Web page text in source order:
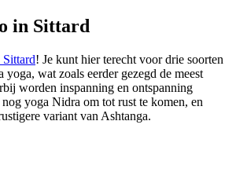
in Sittard
! Je kunt hier terecht voor drie soorten
yoga, wat zoals eerder gezegd de meest
worden inspanning en ontspanning
yoga Nidra om tot rust te komen, en
variant van Ashtanga.